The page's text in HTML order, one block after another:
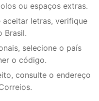
ou espaços extras.
aceitar letras, verifique
Brasil.
selecione o país
o código.
consulte o endereço